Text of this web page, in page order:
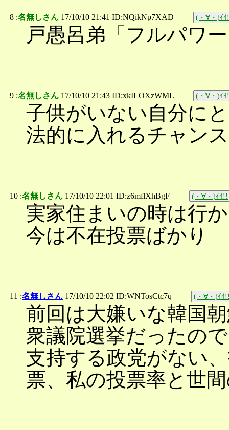
8 :名無しさん 17/10/10 21:41 ID:NQikNp7XAD (・∀・)ｲ
戸愚呂弟「フルパワ
9 :名無しさん 17/10/10 21:43 ID:xkILOXzWML (・∀・)ｲ
子供がいない自分に
法的に入れるチャンス
10 :名無しさん 17/10/10 22:01 ID:z6mflXhBgF (・∀・)ｲｲ!!
実家住まいの時は行
今は不在投票ばかり
11 :名無しさん 17/10/10 22:02 ID:WNTosCtc7q (・∀・)ｲｲ
前回は大嫌いな韓国
衆議院選挙だったの
支持する政党がない
票、私の投票率と世